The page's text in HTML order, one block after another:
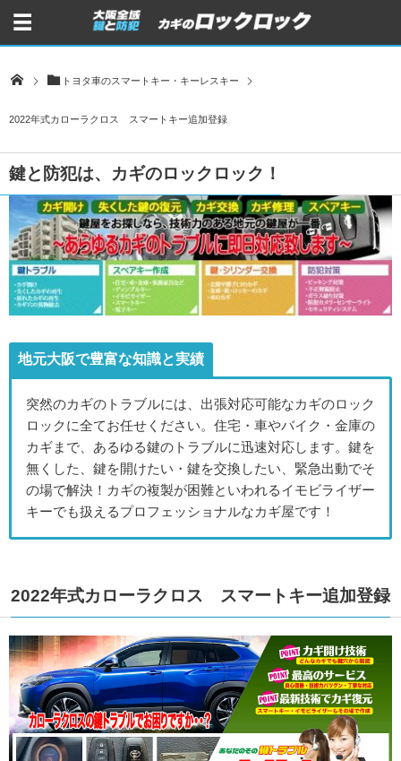
トヨタ車のスマートキー・キーレスキー
2022年式カローラクロス スマートキー追加登録
鍵と防犯は、カギのロックロック！
地元大阪で豊富な知識と実績
突然のカギのトラブルには、出張対応可能なカギのロック
ロックに全てお任せください。住宅・車やバイク・金庫の
カギまで、あるゆる鍵のトラブルに迅速対応します。鍵を
無くした、鍵を開けたい・鍵を交換したい、緊急出動でそ
の場で解決！カギの複製が困難といわれるイモビライザー
キーでも扱えるプロフェッショナルなカギ屋です！
2022年式カローラクロス スマートキー追加登録